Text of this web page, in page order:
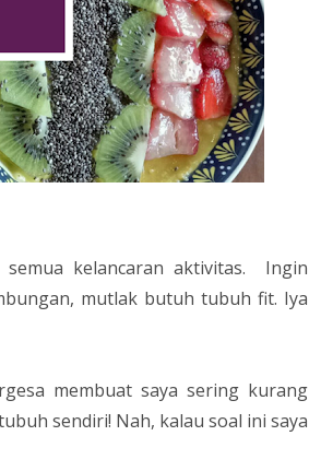
kelancaran aktivitas. Ingin
mutlak butuh tubuh fit. Iya
membuat saya sering kurang
sendiri! Nah, kalau soal ini saya